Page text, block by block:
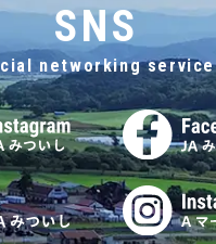
SNS
networking service